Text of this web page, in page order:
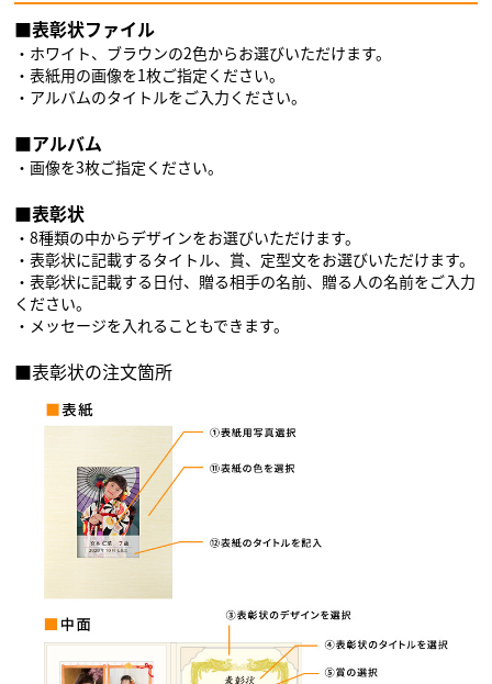
■表彰状ファイル
・ホワイト、ブラウンの2色からお選びいただけます。
・表紙用の画像を1枚ご指定ください。
・アルバムのタイトルをご入力ください。
■アルバム
・画像を3枚ご指定ください。
■表彰状
・8種類の中からデザインをお選びいただけます。
・表彰状に記載するタイトル、賞、定型文をお選びいただけます。
・表彰状に記載する日付、贈る相手の名前、贈る人の名前をご入力
ください。
・メッセージを入れることもできます。
■表彰状の注文箇所